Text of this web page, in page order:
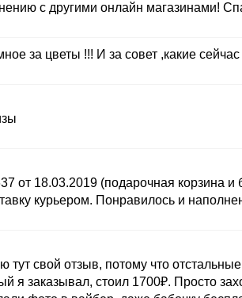
с другими онлайн магазинами!
за цветы !!! И за совет ,какие
от 18.03.2019 (подарочная корзина и
курьером. Понравилось и
тут свой отзыв, потому что
я заказывал, стоил 1700₽. Просто